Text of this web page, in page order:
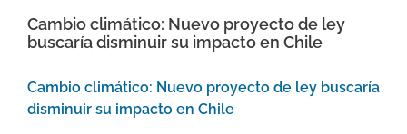
Cambio climático: Nuevo proyecto de ley
buscaría disminuir su impacto en Chile
Cambio climático: Nuevo proyecto de ley buscaría
disminuir su impacto en Chile